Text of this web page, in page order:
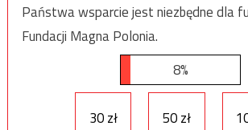
Państwa wsparcie jest niezbędne dla
Fundacji Magna Polonia.
8%
30 zł 50 zł